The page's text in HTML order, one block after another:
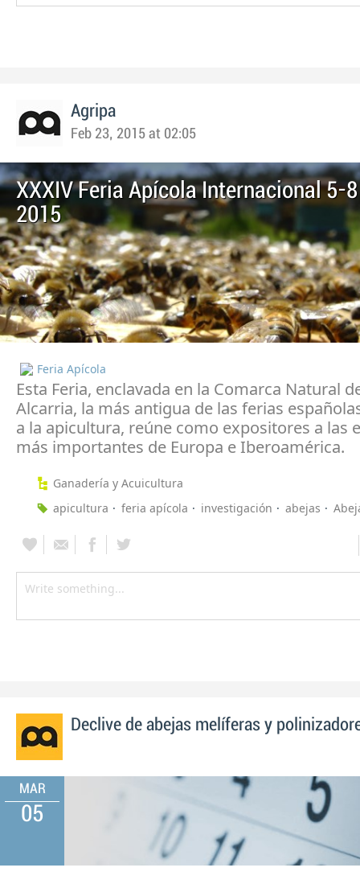
Agripa
Feb 23, 2015 at 02:05
XXXIV Feria Apícola Internacional 5-
2015
Feria Apícola
Esta Feria, enclavada en la Comarca Natural
Alcarria, la más antigua de las ferias
a la apicultura, reúne como expositores a las
más importantes de Europa e Iberoamérica.
Ganadería y Acuicultura
apicultura
feria apícola investigación abejas
Declive de abejas melíferas y
MAR
05